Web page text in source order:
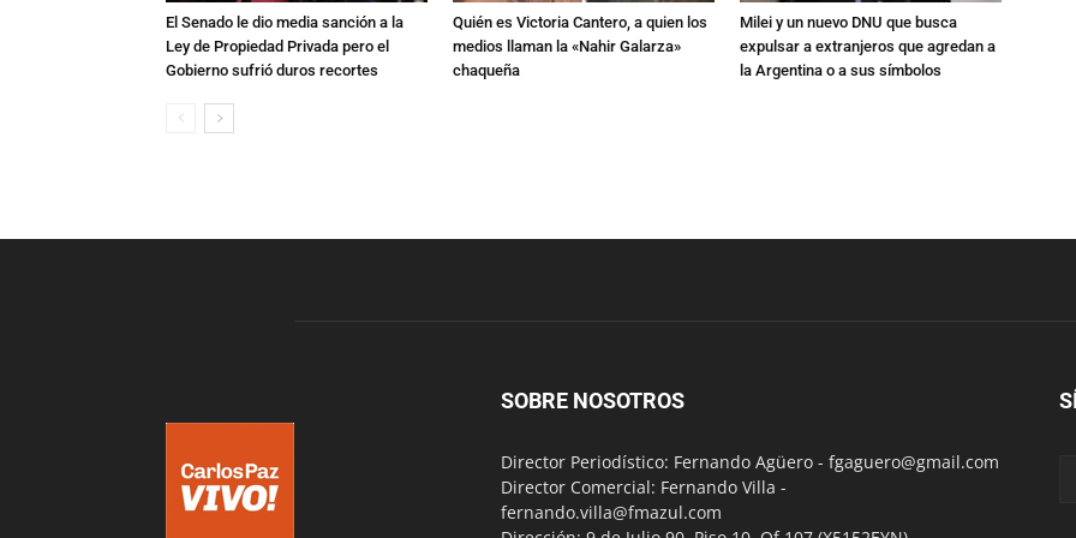
El Senado le dio media sanción a la
Ley de Propiedad Privada pero el
Gobierno sufrió duros recortes
Quién es Victoria Cantero, a quien los
medios llaman la «Nahir Galarza»
chaqueña
Milei y un nuevo DNU que busca
expulsar a extranjeros que agredan a
la Argentina o a sus símbolos
SOBRE NOSOTROS
Director Periodístico: Fernando Agüero - fgaguero@gmail.com
Director Comercial: Fernando Villa -
fernando.villa@fmazul.com